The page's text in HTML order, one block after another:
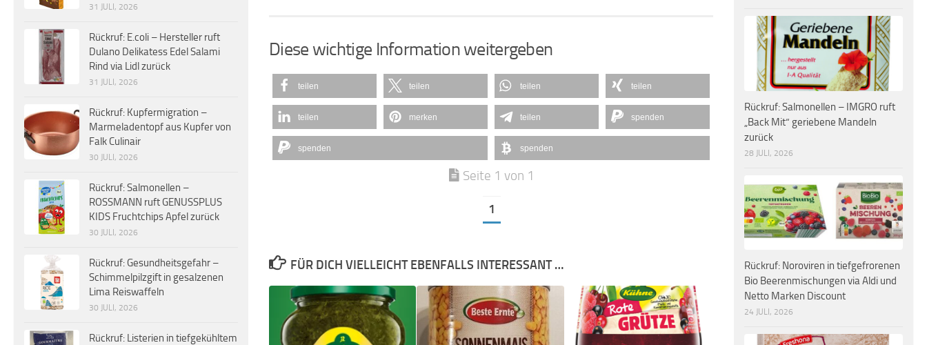
Diese wichtige Information weitergeben
teilen teilen teilen teilen
teilen merken teilen spenden
spenden spenden
Seite 1 von 1
1
FÜR DICH VIELLEICHT EBENFALLS INTERESSANT …
31 JULI, 2026
Rückruf: E.coli – Hersteller ruft
Dulano Delikatess Edel Salami
Rind via Lidl zurück
31 JULI, 2026
Rückruf: Kupfermigration –
Marmeladentopf aus Kupfer von
Falk Culinair
30 JULI, 2026
Rückruf: Salmonellen –
ROSSMANN ruft GENUSSPLUS
KIDS Fruchtchips Apfel zurück
30 JULI, 2026
Rückruf: Gesundheitsgefahr –
Schimmelpilzgift in gesalzenen
Lima Reiswaffeln
30 JULI, 2026
Rückruf: Listerien in tiefgekühltem
Rückruf: Salmonellen – IMGRO ruft
„Back Mit“ geriebene Mandeln
zurück
28 JULI, 2026
Rückruf: Noroviren in tiefgefrorenen
Bio Beerenmischungen via Aldi und
Netto Marken Discount
24 JULI, 2026